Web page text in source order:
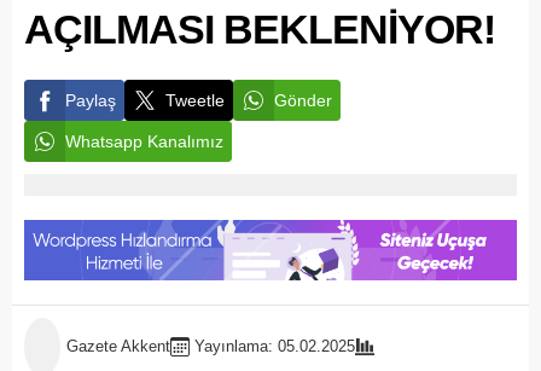
AÇILMASI BEKLENİYOR!
Paylaş Tweetle Gönder
Whatsapp Kanalımız
Gazete Akkent Yayınlama: 05.02.2025